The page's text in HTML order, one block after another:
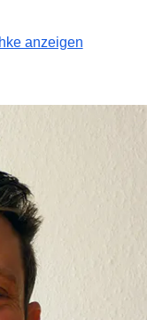
anzeigen